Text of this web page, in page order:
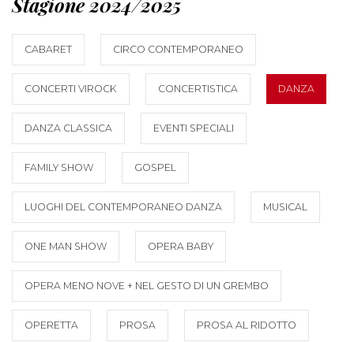
CABARET CIRCO CONTEMPORANEO
CONCERTI VIROCK CONCERTISTICA DANZA
DANZA CLASSICA EVENTI SPECIALI
FAMILY SHOW GOSPEL
LUOGHI DEL CONTEMPORANEO DANZA MUSICAL
ONE MAN SHOW OPERA BABY
OPERA MENO NOVE + NEL GESTO DI UN GREMBO
OPERETTA PROSA PROSA AL RIDOTTO